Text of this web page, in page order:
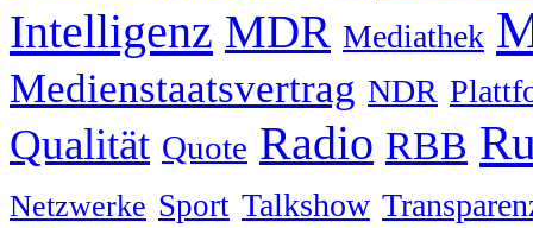
Intelligenz MDR Mediathek
Medienstaatsvertrag NDR
Qualität Quote Radio RBB
Netzwerke Sport Talkshow